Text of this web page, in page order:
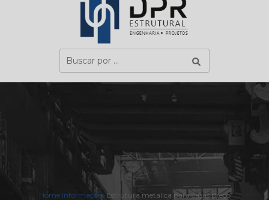
Home Informações Estrutura metálica para casas preço